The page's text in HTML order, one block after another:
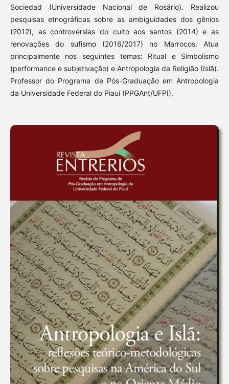
Sociedad (Universidade Nacional de Rosário). Realizou
pesquisas etnográficas sobre as ambiguidades dos gênios
(2012), as controvérsias do culto aos santos (2014) e as
renovações do sufismo (2016/2017) no Marrocos. Atua
principalmente nos seguintes temas: Ritual e Simbolismo
(performance e subjetivação) e Antropologia da Religião (Islã).
Professor do Programa de Pós-Graduação em Antropologia
da Universidade Federal do Piauí (PPGAnt/UFPI).